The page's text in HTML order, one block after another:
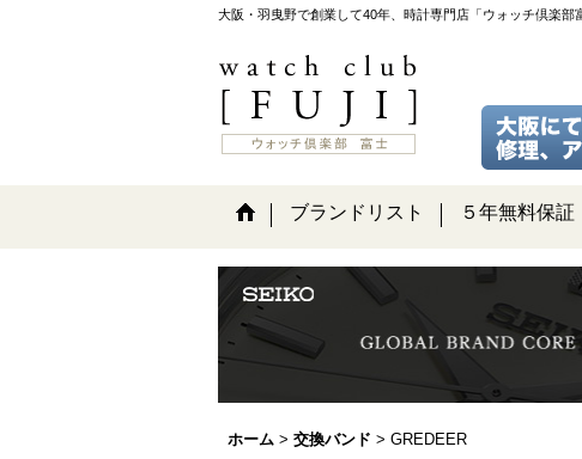
大阪・羽曳野で創業して40年、時計専門店「ウォッチ倶楽
ブランドリスト ５年無料保証
ホーム > 交換バンド > GREDEER